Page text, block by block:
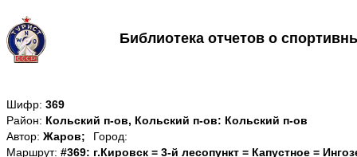
Библиотека отчетов о
Шифр: 369
Район: Кольский п-ов, Кольский п-ов: Кольский п-ов
Автор: Жаров;
Город:
Маршрут: #369: г.Кировск = 3-й лесопункт = Капустное =